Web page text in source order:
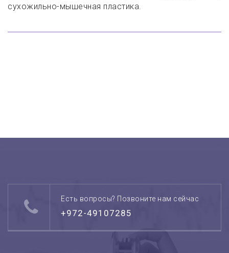
сухожильно-мышечная пластика.
Есть вопросы? Позвоните нам сейчас
+972-49107285